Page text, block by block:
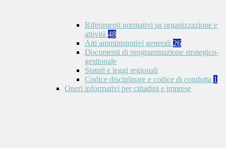
Riferimenti normativi su organizzazione e
attività 48
Atti amministrativi generali 26
Documenti di programmazione strategico-
gestionale
Statuti e leggi regionali
Codice disciplinare e codice di condotta 1
Oneri informativi per cittadini e imprese